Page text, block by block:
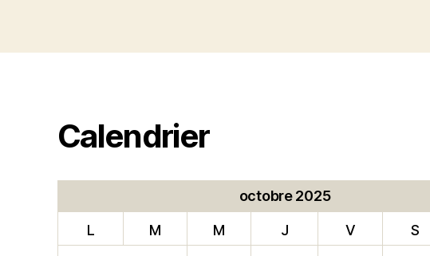
Calendrier
octobre 2025
L M M J V S